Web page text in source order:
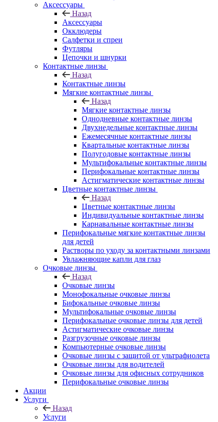
Аксессуары
Назад
Аксессуары
Окклюдеры
Салфетки и спреи
Футляры
Цепочки и шнурки
Контактные линзы
Назад
Контактные линзы
Мягкие контактные линзы
Назад
Мягкие контактные линзы
Однодневные контактные линзы
Двухнедельные контактные линзы
Ежемесячные контактные линзы
Квартальные контактные линзы
Полугодовые контактные линзы
Мультифокальные контактные линзы
Перифокальные контактные линзы
Астигматические контактные линзы
Цветные контактные линзы
Назад
Цветные контактные линзы
Индивидуальные контактные линзы
Карнавальные контактные линзы
Перифокальные мягкие контактные линзы
для детей
Растворы по уходу за контактными линзами
Увлажняющие капли для глаз
Очковые линзы
Назад
Очковые линзы
Монофокальные очковые линзы
Бифокальные очковые линзы
Мультифокальные очковые линзы
Перифокальные очковые линзы для детей
Астигматические очковые линзы
Разгрузочные очковые линзы
Компьютерные очковые линзы
Очковые линзы с защитой от ультрафиолета
Очковые линзы для водителей
Очковые линзы для офисных сотрудников
Перифокальные очковые линзы
Акции
Услуги
Назад
Услуги